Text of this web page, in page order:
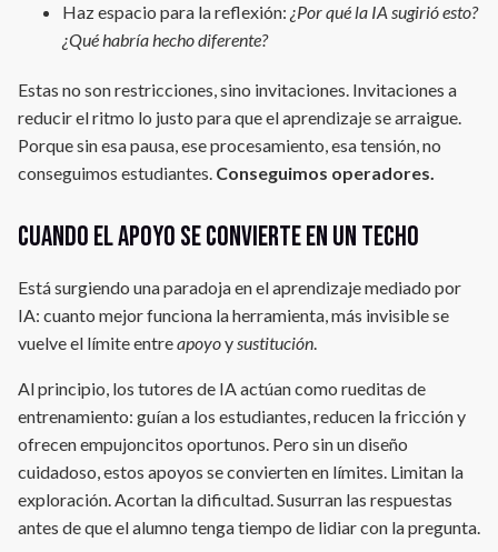
Haz espacio para la reflexión: ¿Por qué la IA sugirió esto?
¿Qué habría hecho diferente?
Estas no son restricciones, sino invitaciones. Invitaciones a
reducir el ritmo lo justo para que el aprendizaje se arraigue.
Porque sin esa pausa, ese procesamiento, esa tensión, no
conseguimos estudiantes. Conseguimos operadores.
Cuando el apoyo se convierte en un techo
Está surgiendo una paradoja en el aprendizaje mediado por
IA: cuanto mejor funciona la herramienta, más invisible se
vuelve el límite entreapoyoysustitución.
Al principio, los tutores de IA actúan como rueditas de
entrenamiento: guían a los estudiantes, reducen la fricción y
ofrecen empujoncitos oportunos. Pero sin un diseño
cuidadoso, estos apoyos se convierten en límites. Limitan la
exploración. Acortan la dificultad. Susurran las respuestas
antes de que el alumno tenga tiempo de lidiar con la pregunta.